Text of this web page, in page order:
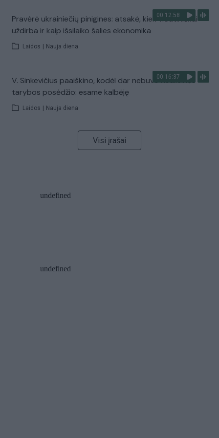
00:12:58
Pravėrė ukrainiečių pinigines: atsakė, kiek vidutiniškai
uždirba ir kaip išsilaiko šalies ekonomika
Laidos Nauja diena
00:16:37
V. Sinkevičius paaiškino, kodėl dar nebuvo Koalicinės
tarybos posėdžio: esame kalbėję
Laidos Nauja diena
Visi įrašai